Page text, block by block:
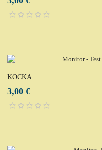
KOCKA
3,00 €